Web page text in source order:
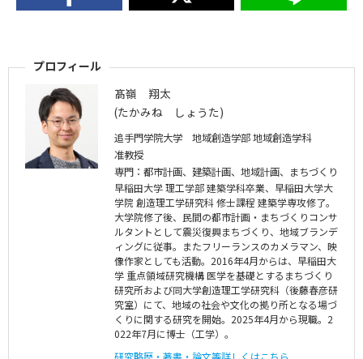
プロフィール
髙嶺 翔太
(たかみね しょうた)
追手門学院大学 地域創造学部 地域創造学科
准教授
専門：都市計画、建築計画、地域計画、まちづくり
早稲田大学 理工学部 建築学科卒業、早稲田大学大
学院 創造理工学研究科 修士課程 建築学専攻修了。
大学院修了後、民間の都市計画・まちづくりコンサ
ルタントとして震災復興まちづくり、地域ブランデ
ィングに従事。またフリーランスのカメラマン、映
像作家としても活動。2016年4月からは、早稲田大
学 重点領域研究機構 医学を基礎とするまちづくり
研究所および同大学創造理工学研究科（後藤春彦研
究室）にて、地域の社会や文化の拠り所となる場づ
くりに関する研究を開始。2025年4月から現職。2
022年7月に博士（工学）。
研究略歴・著書・論文等詳しくはこちら